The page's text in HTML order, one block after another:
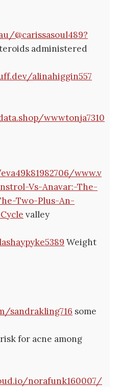
@carissasoul489?
administered
alinahiggin557
wwwtonja7310
www.v
Vs-Anavar:-The-
Two-Plus-An-
valley
Weight
sandrakling716 some
for acne among
norafunk160007/